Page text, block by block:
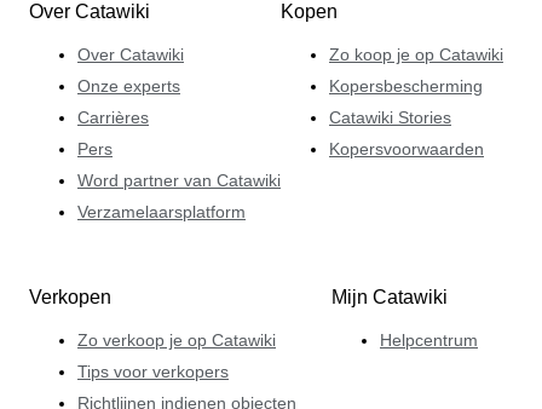
Over Catawiki
Over Catawiki
Onze experts
Carrières
Pers
Word partner van Catawiki
Verzamelaarsplatform
Kopen
Zo koop je op Catawiki
Kopersbescherming
Catawiki Stories
Kopersvoorwaarden
Verkopen
Zo verkoop je op Catawiki
Tips voor verkopers
Richtlijnen indienen objecten
Mijn Catawiki
Helpcentrum